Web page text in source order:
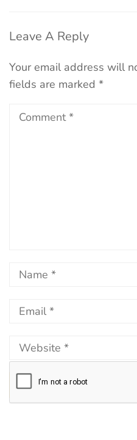
Leave A Reply
Your email address will
fields are marked *